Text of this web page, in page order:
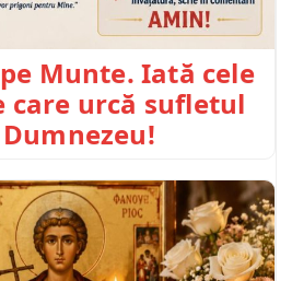
Munte. Iată cele
care urcă sufletul